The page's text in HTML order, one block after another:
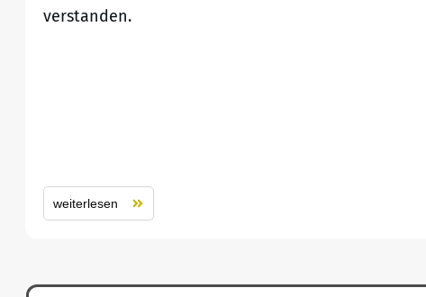
verstanden.
weiterlesen